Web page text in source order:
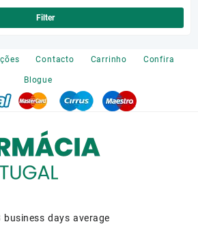
Filter
Contacto Carrinho Confira
Blogue
business days average